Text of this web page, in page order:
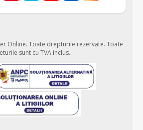
Online. Toate drepturile rezervate. Toate
sunt cu TVA inclus.